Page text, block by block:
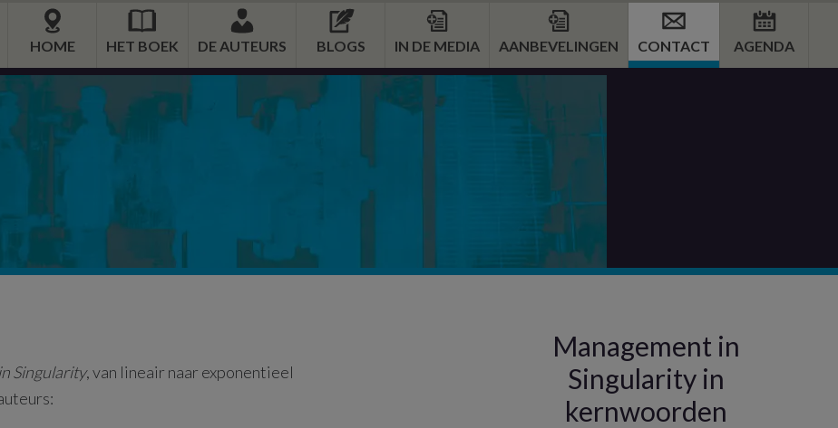
HOME HET BOEK DE AUTEURS BLOGS IN DE MEDIA AANBEVELINGEN CONTACT AGENDA
Singularity, van lineair naar exponentieel
Primaire
Sidebar
Management in
Singularity in
kernwoorden